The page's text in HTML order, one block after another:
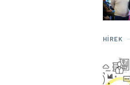
HÍREK